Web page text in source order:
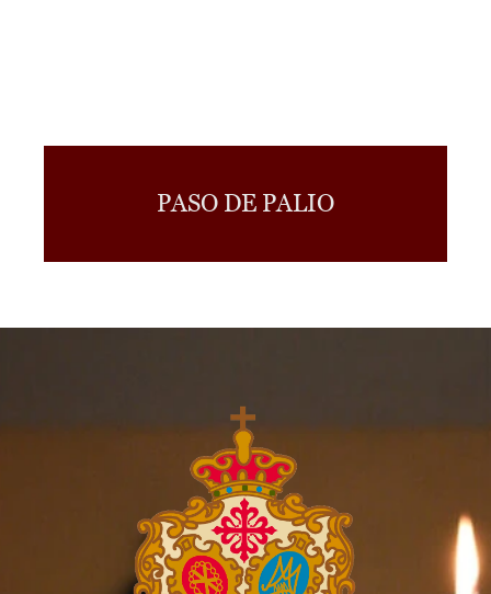
PASO DE PALIO